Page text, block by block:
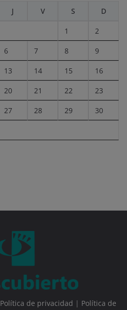
J V S D
1 2
6 7 8 9
13 14 15 16
20 21 22 23
27 28 29 30
Política de privacidad | Política de